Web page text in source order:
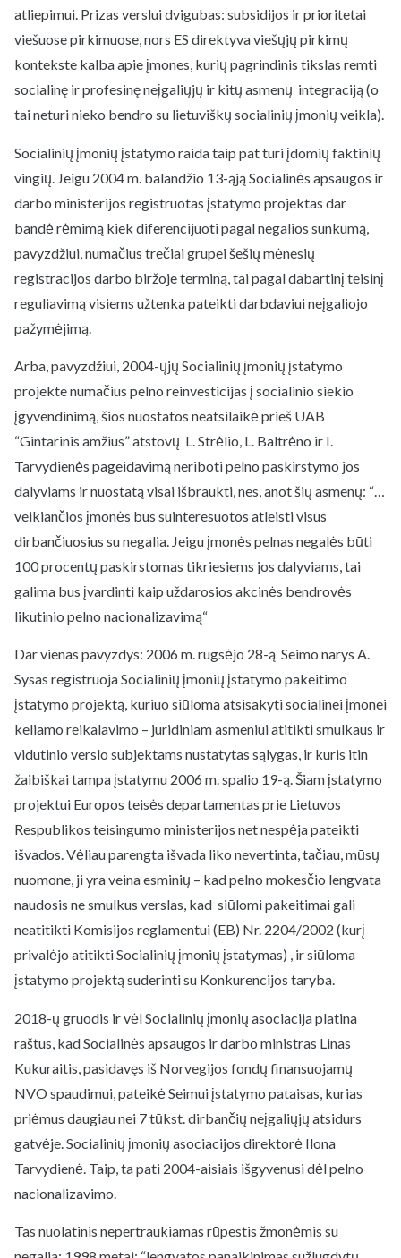
atliepimui. Prizas verslui dvigubas: subsidijos ir prioritetai
viešuose pirkimuose, nors ES direktyva viešųjų pirkimų
kontekste kalba apie įmones, kurių pagrindinis tikslas remti
socialinę ir profesinę neįgaliųjų ir kitų asmenų integraciją (o
tai neturi nieko bendro su lietuviškų socialinių įmonių veikla).
Socialinių įmonių įstatymo raida taip pat turi įdomių faktinių
vingių. Jeigu 2004 m. balandžio 13-ąją Socialinės apsaugos ir
darbo ministerijos registruotas įstatymo projektas dar
bandė rėmimą kiek diferencijuoti pagal negalios sunkumą,
pavyzdžiui, numačius trečiai grupei šešių mėnesių
registracijos darbo biržoje terminą, tai pagal dabartinį teisinį
reguliavimą visiems užtenka pateikti darbdaviui neįgaliojo
pažymėjimą.
Arba, pavyzdžiui, 2004-ųjų Socialinių įmonių įstatymo
projekte numačius pelno reinvesticijas į socialinio siekio
įgyvendinimą, šios nuostatos neatsilaikė prieš UAB
“Gintarinis amžius” atstovų L. Strėlio, L. Baltrėno ir I.
Tarvydienės pageidavimą neriboti pelno paskirstymo jos
dalyviams ir nuostatą visai išbraukti, nes, anot šių asmenų: “…
veikiančios įmonės bus suinteresuotos atleisti visus
dirbančiuosius su negalia. Jeigu įmonės pelnas negalės būti
100 procentų paskirstomas tikriesiems jos dalyviams, tai
galima bus įvardinti kaip uždarosios akcinės bendrovės
likutinio pelno nacionalizavimą“
Dar vienas pavyzdys: 2006 m. rugsėjo 28-ą Seimo narys A.
Sysas registruoja Socialinių įmonių įstatymo pakeitimo
įstatymo projektą, kuriuo siūloma atsisakyti socialinei įmonei
keliamo reikalavimo – juridiniam asmeniui atitikti smulkaus ir
vidutinio verslo subjektams nustatytas sąlygas, ir kuris itin
žaibiškai tampa įstatymu 2006 m. spalio 19-ą. Šiam įstatymo
projektui Europos teisės departamentas prie Lietuvos
Respublikos teisingumo ministerijos net nespėja pateikti
išvados. Vėliau parengta išvada liko nevertinta, tačiau, mūsų
nuomone, ji yra veina esminių – kad pelno mokesčio lengvata
naudosis ne smulkus verslas, kad siūlomi pakeitimai gali
neatitikti Komisijos reglamentui (EB) Nr. 2204/2002 (kurį
privalėjo atitikti Socialinių įmonių įstatymas) , ir siūloma
įstatymo projektą suderinti su Konkurencijos taryba.
2018-ų gruodis ir vėl Socialinių įmonių asociacija platina
raštus, kad Socialinės apsaugos ir darbo ministras Linas
Kukuraitis, pasidavęs iš Norvegijos fondų finansuojamų
NVO spaudimui, pateikė Seimui įstatymo pataisas, kurias
priėmus daugiau nei 7 tūkst. dirbančių neįgaliųjų atsidurs
gatvėje. Socialinių įmonių asociacijos direktorė Ilona
Tarvydienė. Taip, ta pati 2004-aisiais išgyvenusi dėl pelno
nacionalizavimo.
Tas nuolatinis nepertraukiamas rūpestis žmonėmis su